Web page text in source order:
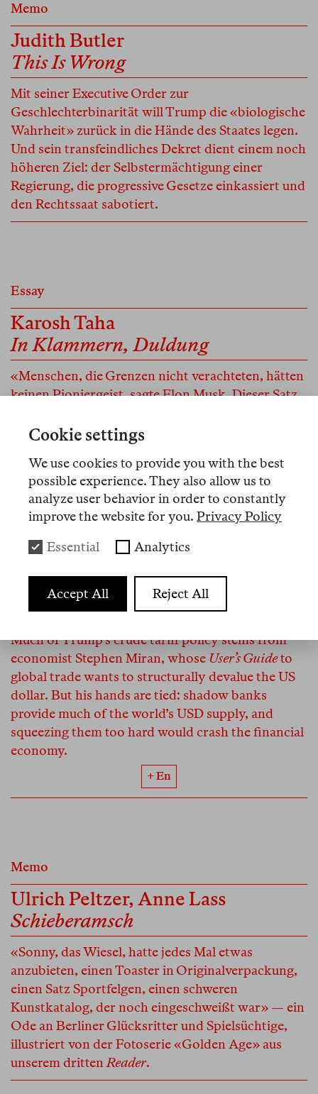
Memo
Judith Butler
This Is Wrong
Mit seiner Executive Order zur
Geschlechterbinarität will Trump die «biologische
Wahrheit» zurück in die Hände des Staates legen.
Und sein transfeindliches Dekret dient einem noch
höheren Ziel: der Selbstermächtigung einer
Regierung, die progressive Gesetze einkassiert und
den Rechtssaat sabotiert.
Essay
Karosh Taha
In Klammern, Duldung
«Menschen, die Grenzen nicht verachteten, hätten
keinen Pioniergeist, sagte Elon Musk. Dieser Satz
mich verlassen.» Eine Erzählung über das Leben in
zwingt, an denen sie nicht bleiben dürfen.
Review
Andrea Binder
You Lose—I Win
Much of Trump’s crude tariff policy stems from
economist Stephen Miran, whose User’s Guideto
global trade wants to structurally devalue the US
dollar. But his hands are tied: shadow banks
provide much of the world’s USD supply, and
squeezing them too hard would crash the financial
economy.
+ En
Memo
Ulrich Peltzer, Anne Lass
Schieberamsch
«Sonny, das Wiesel, hatte jedes Mal etwas
anzubieten, einen Toaster in Originalverpackung,
einen Satz Sportfelgen, einen schweren
Kunstkatalog, der noch eingeschweißt war» — ein
Ode an Berliner Glücksritter und Spielsüchtige,
illustriert von der Fotoserie «Golden Age» aus
unserem drittenReader.
Cookie settings
We use cookies to provide you with the best
possible experience. They also allow us to
analyze user behavior in order to constantly
improve the website for you. Privacy Policy
Essential Analytics
Accept All Reject All